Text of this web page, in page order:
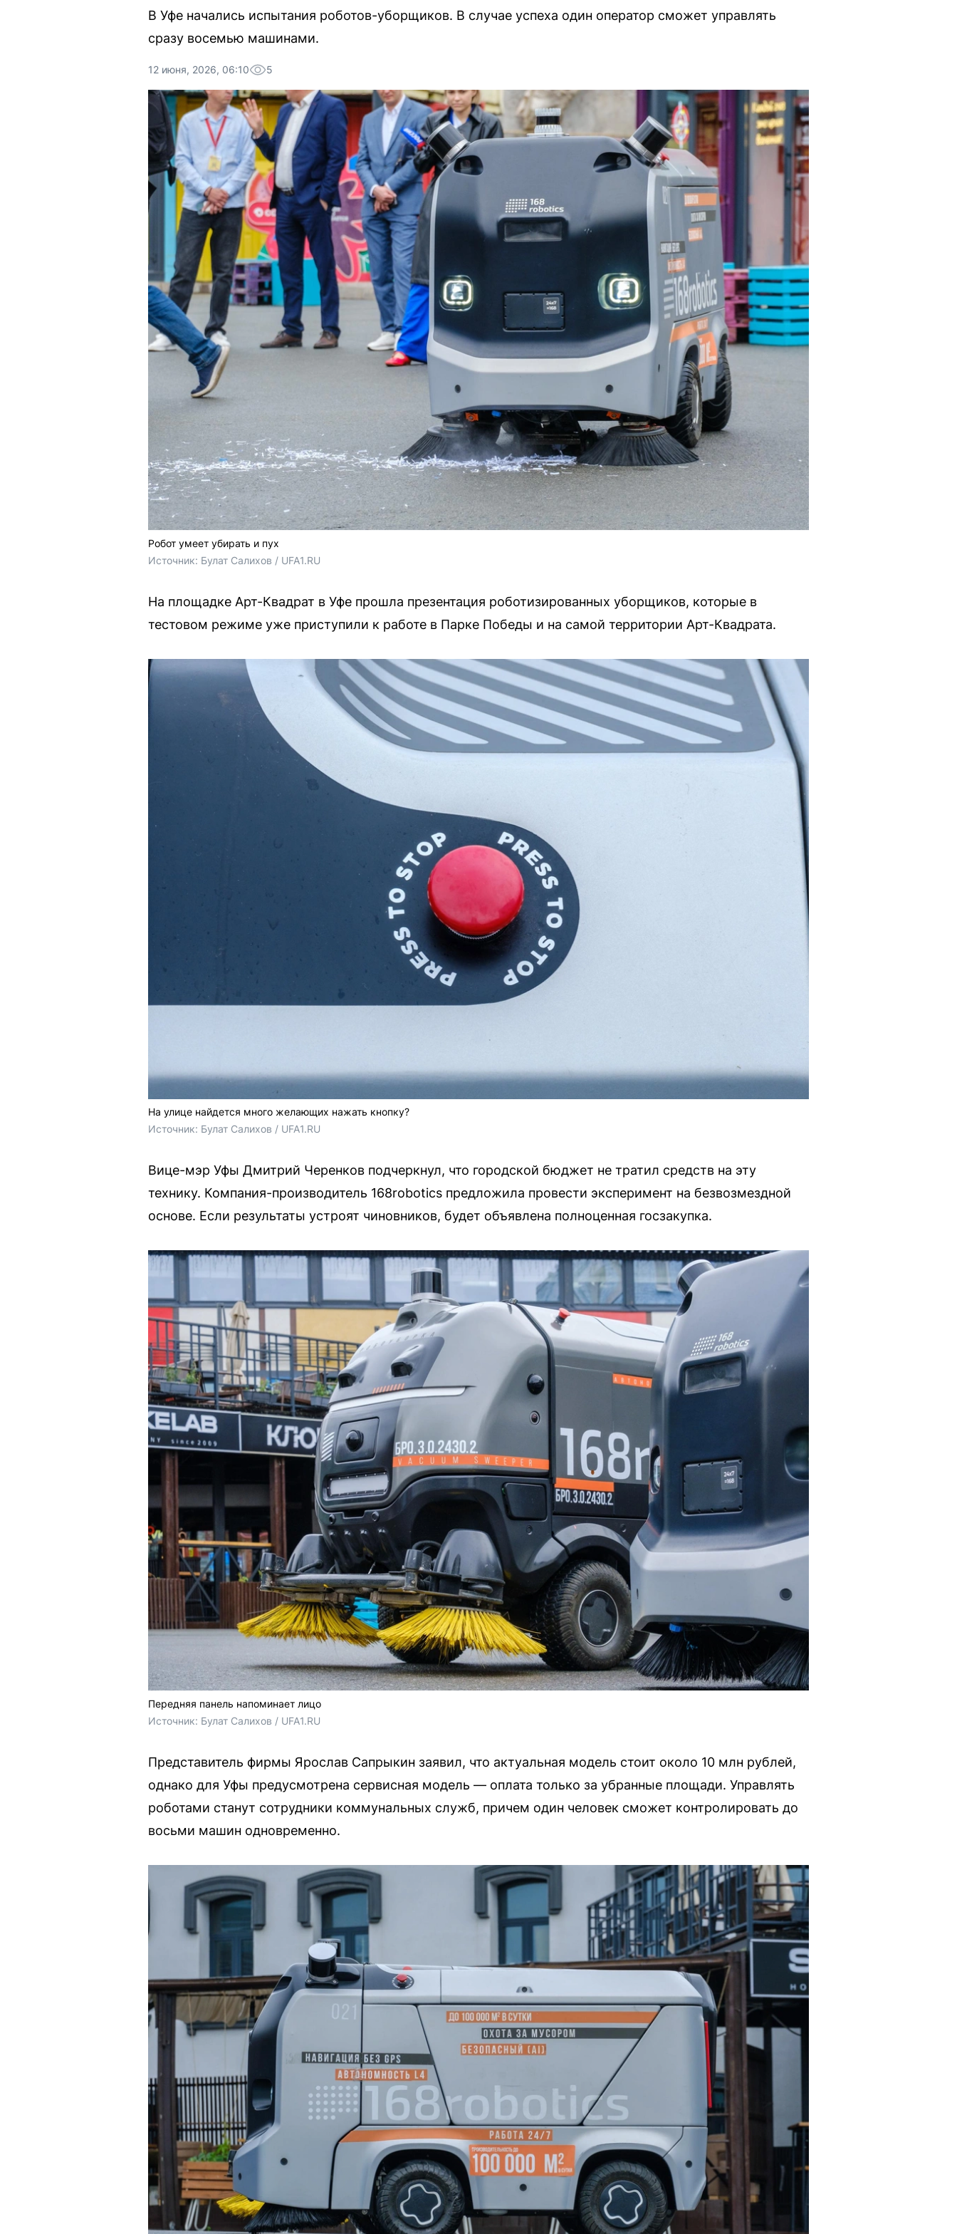
В Уфе начались испытания роботов-уборщиков. В случае успеха один оператор сможет управлять
сразу восемью машинами.
12 июня, 2026, 06:10 5
Робот умеет убирать и пух
Источник: Булат Салихов / UFA1.RU
На площадке Арт-Квадрат в Уфе прошла презентация роботизированных уборщиков, которые в
тестовом режиме уже приступили к работе в Парке Победы и на самой территории Арт-Квадрата.
На улице найдется много желающих нажать кнопку?
Источник: Булат Салихов / UFA1.RU
Вице-мэр Уфы Дмитрий Черенков подчеркнул, что городской бюджет не тратил средств на эту
технику. Компания-производитель 168robotics предложила провести эксперимент на безвозмездной
основе. Если результаты устроят чиновников, будет объявлена полноценная госзакупка.
Передняя панель напоминает лицо
Источник: Булат Салихов / UFA1.RU
Представитель фирмы Ярослав Сапрыкин заявил, что актуальная модель стоит около 10 млн рублей,
однако для Уфы предусмотрена сервисная модель — оплата только за убранные площади. Управлять
роботами станут сотрудники коммунальных служб, причем один человек сможет контролировать до
восьми машин одновременно.